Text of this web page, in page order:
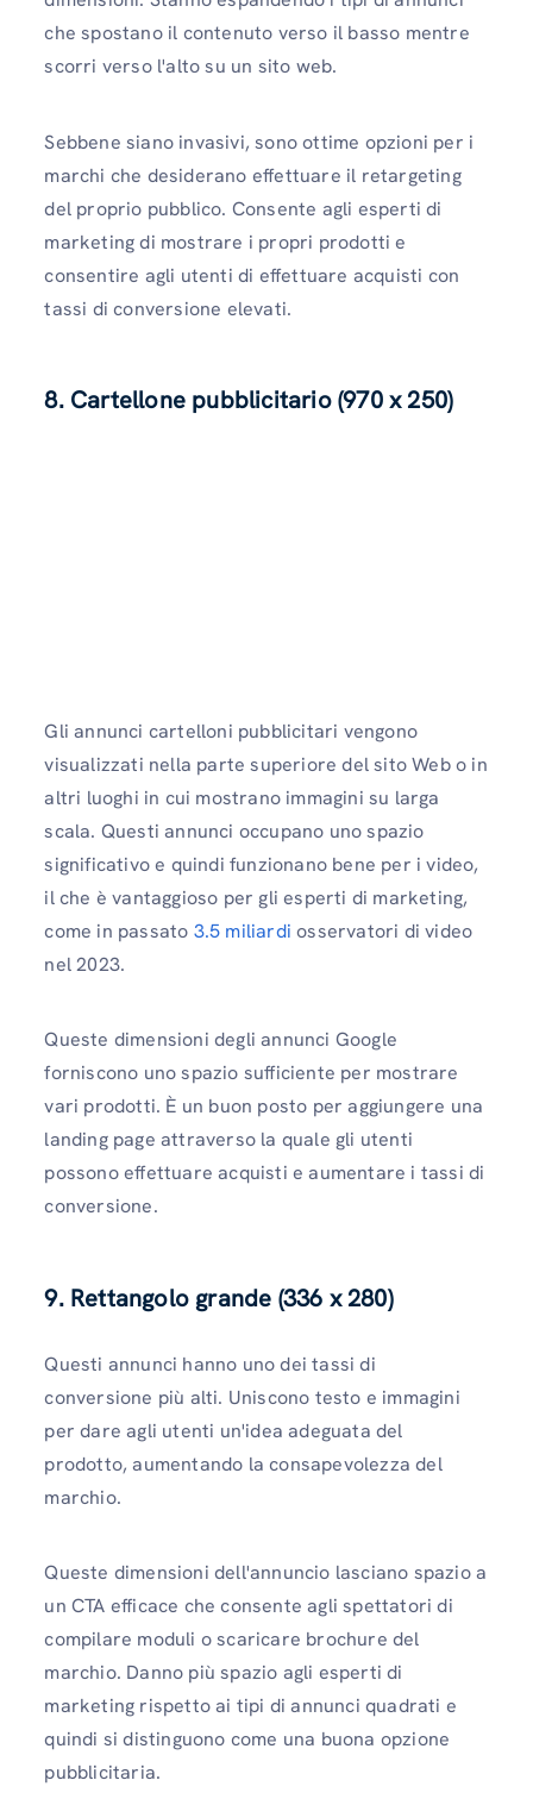
che spostano il contenuto verso il basso mentre
scorri verso l'alto su un sito web.
Sebbene siano invasivi, sono ottime opzioni per i
marchi che desiderano effettuare il retargeting
del proprio pubblico. Consente agli esperti di
marketing di mostrare i propri prodotti e
consentire agli utenti di effettuare acquisti con
tassi di conversione elevati.
8. Cartellone pubblicitario (970 x 250)
Gli annunci cartelloni pubblicitari vengono
visualizzati nella parte superiore del sito Web o in
altri luoghi in cui mostrano immagini su larga
scala. Questi annunci occupano uno spazio
significativo e quindi funzionano bene per i video,
il che è vantaggioso per gli esperti di marketing,
come in passato 3.5 miliardi osservatori di video
nel 2023.
Queste dimensioni degli annunci Google
forniscono uno spazio sufficiente per mostrare
vari prodotti. È un buon posto per aggiungere una
landing page attraverso la quale gli utenti
possono effettuare acquisti e aumentare i tassi di
conversione.
9. Rettangolo grande (336 x 280)
Questi annunci hanno uno dei tassi di
conversione più alti. Uniscono testo e immagini
per dare agli utenti un'idea adeguata del
prodotto, aumentando la consapevolezza del
marchio.
Queste dimensioni dell'annuncio lasciano spazio a
un CTA efficace che consente agli spettatori di
compilare moduli o scaricare brochure del
marchio. Danno più spazio agli esperti di
marketing rispetto ai tipi di annunci quadrati e
quindi si distinguono come una buona opzione
pubblicitaria.